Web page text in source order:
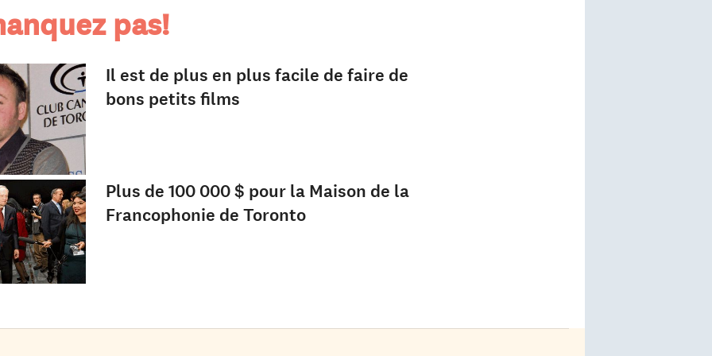
pas!
Il est de plus en plus facile de faire de
bons petits films
Plus de 100 000 $ pour la Maison de la
Francophonie de Toronto